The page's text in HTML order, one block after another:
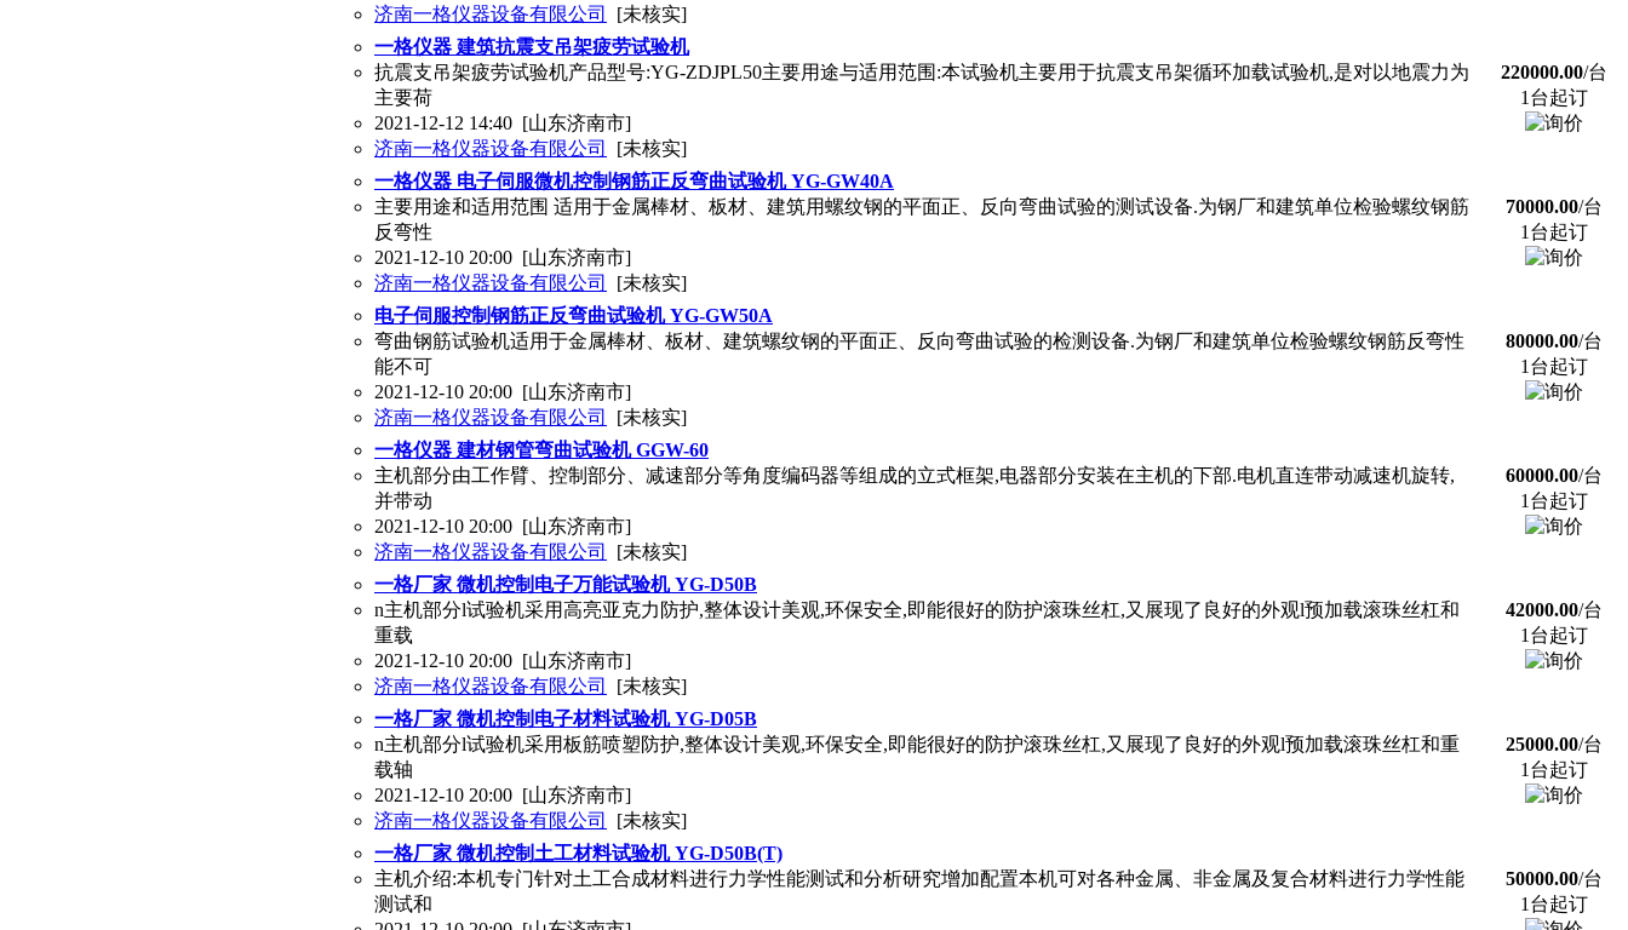
济南一格仪器设备有限公司
[未核实]
一格仪器 建筑抗震支吊架疲劳试验机
抗震支吊架疲劳试验机产品型号:YG-ZDJPL50主要用途与适用范围:本试验机主要用于抗震支吊架循环加载试验机,是对以地震力为
主要荷
2021-12-12 14:40 [山东济南市]
济南一格仪器设备有限公司
[未核实]
220000.00/台
1台起订
一格仪器 电子伺服微机控制钢筋正反弯曲试验机 YG-GW40A
主要用途和适用范围 适用于金属棒材、板材、建筑用螺纹钢的平面正、反向弯曲试验的测试设备.为钢厂和建筑单位检验螺纹钢筋
反弯性
2021-12-10 20:00 [山东济南市]
济南一格仪器设备有限公司
[未核实]
70000.00/台
1台起订
电子伺服控制钢筋正反弯曲试验机 YG-GW50A
弯曲钢筋试验机适用于金属棒材、板材、建筑螺纹钢的平面正、反向弯曲试验的检测设备.为钢厂和建筑单位检验螺纹钢筋反弯性
能不可
2021-12-10 20:00 [山东济南市]
济南一格仪器设备有限公司
[未核实]
80000.00/台
1台起订
一格仪器 建材钢管弯曲试验机 GGW-60
主机部分由工作臂、控制部分、减速部分等角度编码器等组成的立式框架,电器部分安装在主机的下部.电机直连带动减速机旋转,
并带动
2021-12-10 20:00 [山东济南市]
济南一格仪器设备有限公司
[未核实]
60000.00/台
1台起订
一格厂家 微机控制电子万能试验机 YG-D50B
n主机部分l试验机采用高亮亚克力防护,整体设计美观,环保安全,即能很好的防护滚珠丝杠,又展现了良好的外观l预加载滚珠丝杠和
重载
2021-12-10 20:00 [山东济南市]
济南一格仪器设备有限公司
[未核实]
42000.00/台
1台起订
一格厂家 微机控制电子材料试验机 YG-D05B
n主机部分l试验机采用板筋喷塑防护,整体设计美观,环保安全,即能很好的防护滚珠丝杠,又展现了良好的外观l预加载滚珠丝杠和重
载轴
2021-12-10 20:00 [山东济南市]
济南一格仪器设备有限公司
[未核实]
25000.00/台
1台起订
一格厂家 微机控制土工材料试验机 YG-D50B(T)
主机介绍:本机专门针对土工合成材料进行力学性能测试和分析研究增加配置本机可对各种金属、非金属及复合材料进行力学性能
测试和
50000.00/台
1台起订